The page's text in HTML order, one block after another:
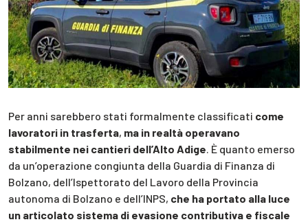
Per anni sarebbero stati formalmente classificati come
lavoratori in trasferta, ma in realtà operavano
stabilmente nei cantieri dell’Alto Adige . È quanto emerso
da un’operazione congiunta della Guardia di Finanza di
Bolzano, dell’Ispettorato del Lavoro della Provincia
autonoma di Bolzano e dell’INPS, che ha portato alla luce
un articolato sistema di evasione contributiva e fiscale